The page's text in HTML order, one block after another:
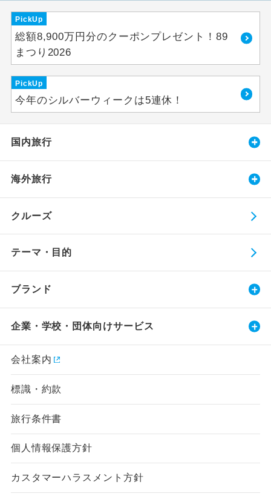
PickUp
総額8,900万円分のクーポンプレゼント！89
まつり2026
PickUp
今年のシルバーウィークは5連休！
国内旅行
海外旅行
クルーズ
テーマ・目的
ブランド
企業・学校・団体向けサービス
会社案内
標識・約款
旅行条件書
個人情報保護方針
カスタマーハラスメント方針